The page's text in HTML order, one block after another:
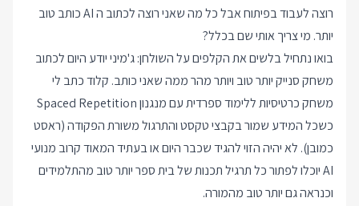
רוצה לעבוד בפיתוח אבל כל מה שאני רוצה לכתוב ה AI כותב טוב
יותר. מי צריך אותי שם בכלל?
בואו נתחיל בלשים את הקלפים על השולחן: ג'מיני יודע היום לכתוב
משחק סנייק יותר טוב ויותר מהר ממה שאני כותב. קלוד כתב לי
משחק כרטיסיות ללימוד ספרדית עם מנגנון Spaced Repetition
כשכל המידע שמור בקבצי טקסט והתרגול משורת הפקודה (ראסט
כמובן). לא יהיה הזוי להגיד שכבר היום או בעתיד המאוד קרוב מנועי
AI יוכלו לפתור כל תרגיל תכנות של בית ספר יותר טוב מהתלמידים
וכנראה גם יותר טוב מהמורה.